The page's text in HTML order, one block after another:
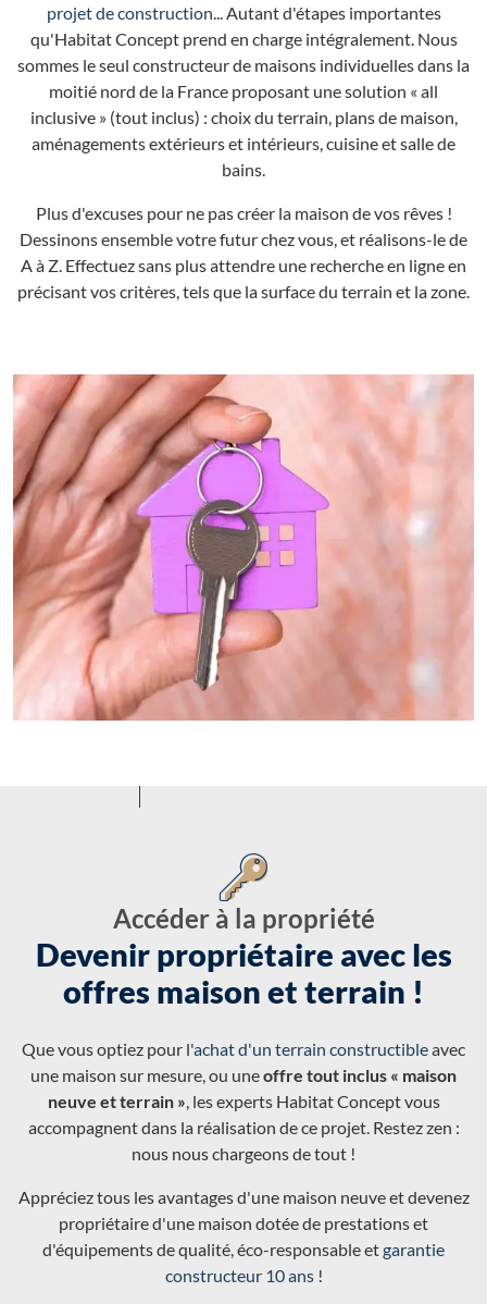
projet de construction... Autant d'étapes importantes
qu'Habitat Concept prend en charge intégralement. Nous
sommes le seul constructeur de maisons individuelles dans la
moitié nord de la France proposant une solution « all
inclusive » (tout inclus) : choix du terrain, plans de maison,
aménagements extérieurs et intérieurs, cuisine et salle de
bains.
Plus d'excuses pour ne pas créer la maison de vos rêves !
Dessinons ensemble votre futur chez vous, et réalisons-le de
A à Z. Effectuez sans plus attendre une recherche en ligne en
précisant vos critères, tels que la surface du terrain et la zone.
Accéder à la propriété
Devenir propriétaire avec les
offres maison et terrain !
Que vous optiez pour l'achat d'un terrain constructibleavec
une maison sur mesure, ou uneoffre tout inclus « maison
neuve et terrain », les experts Habitat Concept vous
accompagnent dans la réalisation de ce projet. Restez zen :
nous nous chargeons de tout !
Appréciez tous les avantages d'une maison neuve et devenez
propriétaire d'une maison dotée de prestations et
d'équipements de qualité, éco-responsable etgarantie
constructeur 10 ans!